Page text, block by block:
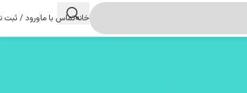
خانهتماس با ماورود / ثبت